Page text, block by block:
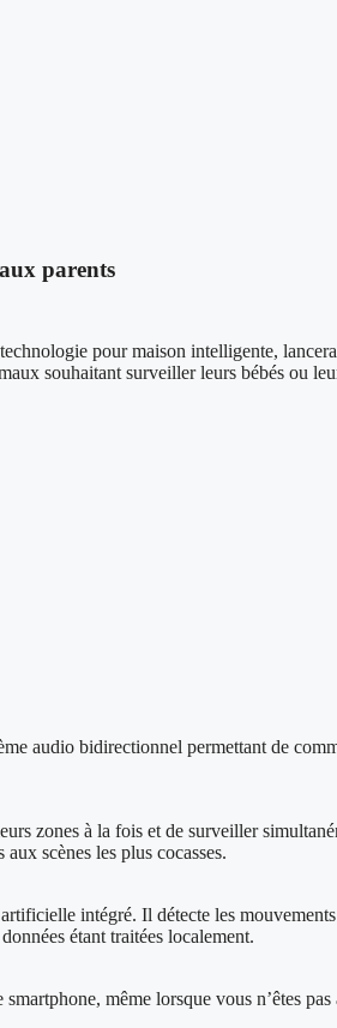
parents
pour maison intelligente, lancera
souhaitant surveiller leurs bébés ou
audio bidirectionnel permettant de
zones à la fois et de surveiller
scènes les plus cocasses.
intégré. Il détecte les
étant traitées localement.
même lorsque vous n’êtes pas